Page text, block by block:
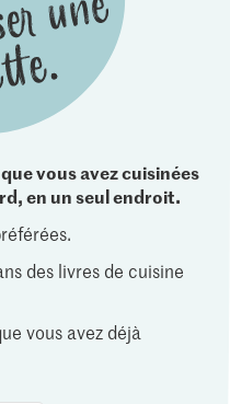
vous avez cuisinées
en un seul endroit.
des livres de cuisine
vous avez déjà